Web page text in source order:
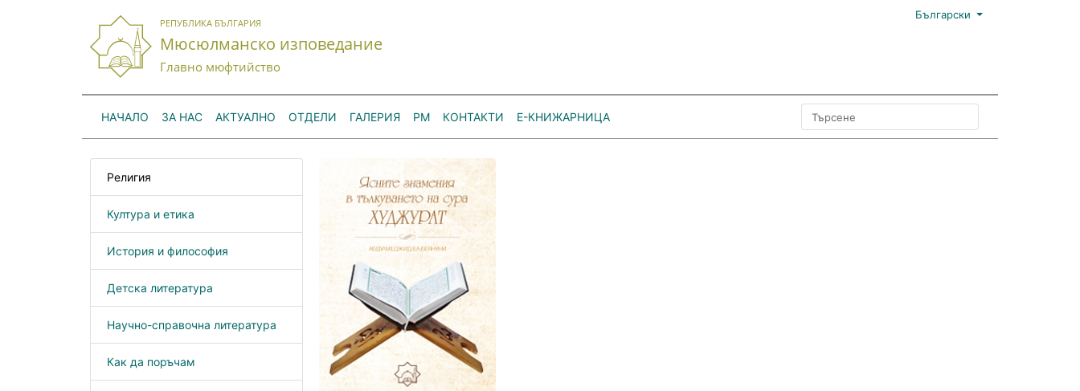
РЕПУБЛИКА БЪЛГАРИЯ
Мюсюлманско изповедание
Главно мюфтийство
Български
НАЧАЛО ЗА НАС АКТУАЛНО ОТДЕЛИ ГАЛЕРИЯ РМ КОНТАКТИ Е-КНИЖАРНИЦА
Религия
Култура и етика
История и философия
Детска литература
Научно-справочна литература
Как да поръчам